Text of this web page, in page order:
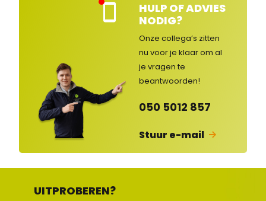
nte
en
HULP OF ADVIES
NODIG?
Onze collega’s zitten
nu voor je klaar om al
je vragen te
beantwoorden!
050 5012 857
Stuur e-mail
UITPROBEREN?